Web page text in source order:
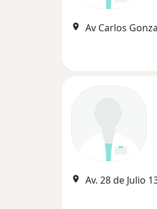
Av. 28 de Julio